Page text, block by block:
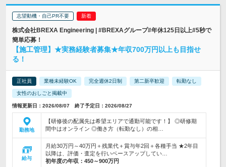
志望動機・自己PR不要
株式会社BREXA Engineering | #BREXAグループ#年休125日以上#5秒で
簡単応募！
【施工管理】★実務経験者募集★年収700万円以上も目指せ
る！
正社員 業種未経験OK 完全週休2日制 第二新卒歓迎 転勤なし
女性のおしごと掲載中
情報更新日：2026/08/07 終了予定日：2026/08/27
勤務地
【研修後の配属先は希望エリアで通勤可能です！】 ◎研修期
間中はオンライン ◎働き方（転勤なし）の相…
給与
月給30万円～40万円＋残業代＋賞与年2回＋各種手当 ★2年目
以降は、評価・査定を行いベースアップしてい…
初年度の年収： 450～900万円